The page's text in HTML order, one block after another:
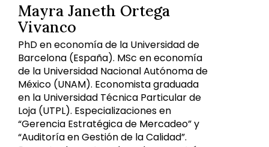
Mayra Janeth Ortega
Vivanco
PhD en economía de la Universidad de
Barcelona (España). MSc en economía
de la Universidad Nacional Autónoma de
México (UNAM). Economista graduada
en la Universidad Técnica Particular de
Loja (UTPL). Especializaciones en
“Gerencia Estratégica de Mercadeo” y
“Auditoría en Gestión de la Calidad”.